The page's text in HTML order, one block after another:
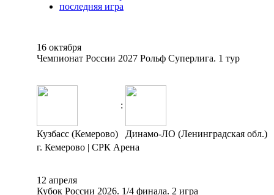
последняя игра
16 октября
Чемпионат России 2027 Рольф Суперлига. 1 тур
:
Кузбасс (Кемерово)
Динамо-ЛО (Ленинградская обл.)
г. Кемерово | СРК Арена
12 апреля
Кубок России 2026. 1/4 финала. 2 игра